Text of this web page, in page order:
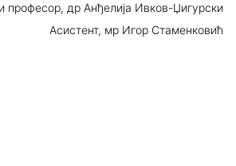
професор, др Анђелија Ивков-Џигурски
Асистент, мр Игор Стаменковић